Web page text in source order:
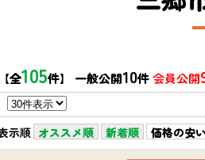
【全105件】 一般公開10件会員公開
示順 オススメ順 新着順 価格の安